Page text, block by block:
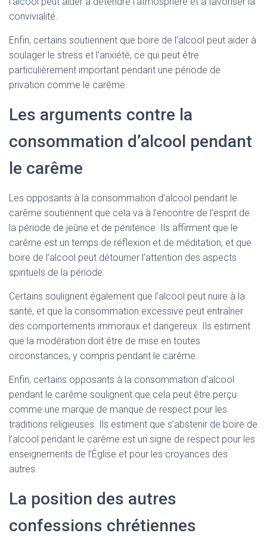
convivialité.
Enfin, certains soutiennent que boire de l’alcool peut aider à
soulager le stress et l’anxiété, ce qui peut être
particulièrement important pendant une période de
privation comme le carême.
Les arguments contre la
consommation d’alcool pendant
le carême
Les opposants à la consommation d’alcool pendant le
carême soutiennent que cela va à l’encontre de l’esprit de
la période de jeûne et de pénitence. Ils affirment que le
carême est un temps de réflexion et de méditation, et que
boire de l’alcool peut détourner l’attention des aspects
spirituels de la période.
Certains soulignent également que l’alcool peut nuire à la
santé, et que la consommation excessive peut entraîner
des comportements immoraux et dangereux. Ils estiment
que la modération doit être de mise en toutes
circonstances, y compris pendant le carême.
Enfin, certains opposants à la consommation d’alcool
pendant le carême soulignent que cela peut être perçu
comme une marque de manque de respect pour les
traditions religieuses. Ils estiment que s’abstenir de boire de
l’alcool pendant le carême est un signe de respect pour les
enseignements de l’Église et pour les croyances des
autres.
La position des autres
confessions chrétiennes